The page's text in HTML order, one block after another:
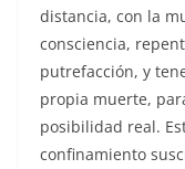
distancia, con la
consciencia,
putrefacción, y
propia muerte,
posibilidad real.
confinamiento